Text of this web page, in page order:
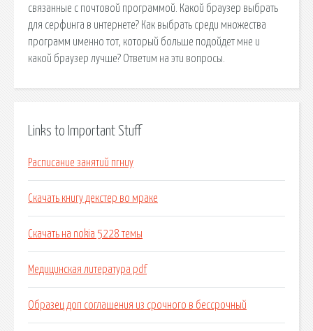
связанные с почтовой программой. Какой браузер выбрать
для серфинга в интернете? Как выбрать среди множества
программ именно тот, который больше подойдет мне и
какой браузер лучше? Ответим на эти вопросы.
Links to Important Stuff
Расписание занятий пгниу
Скачать книгу декстер во мраке
Скачать на nokia 5228 темы
Медицинская литература pdf
Образец доп соглашения из срочного в бессрочный